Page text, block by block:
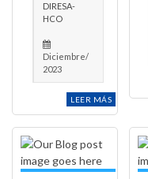
DIRESA-
HCO
Diciembre/
2023
LEER MÁS